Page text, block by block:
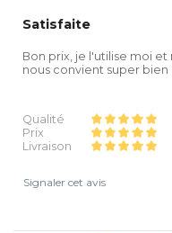
Satisfaite
Bon prix, je l'utilise moi
nous convient super bien
Qualité
Prix
Livraison
Signaler cet avis